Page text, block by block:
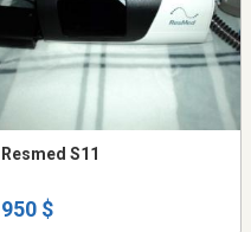
Resmed S11
950 $